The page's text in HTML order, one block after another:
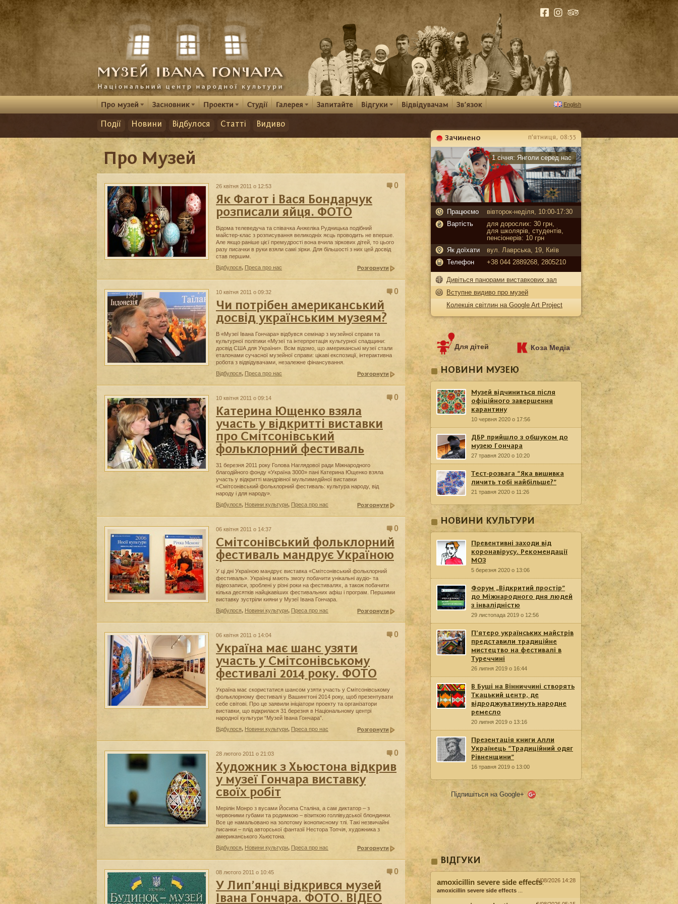
English
Події Новини Відбулося Статті Видиво
Про Музей
26 квітня 2011 о 12:53 0
Як Фагот і Вася Бондарчук
розписали яйця. ФОТО
Відома телеведуча та співачка Анжеліка Рудницька подібний
майстер-клас з розписування великодніх яєць проводить не вперше.
Але якщо раніше цієї премудрості вона вчила зіркових дітей, то цього
разу писачки в руки взяли самі зірки. Для більшості з них цей досвід
став першим.
Відбулося, Преса про нас Розгорнути
10 квітня 2011 о 09:32 0
Чи потрібен американський
досвід українським музеям?
В «Музеї Івана Гончара» відбувся семінар з музейної справи та
культурної політики «Музеї та інтерпретація культурної спадщини:
досвід США для України». Всім відомо, що американські музеї стали
еталонами сучасної музейної справи: цікаві експозиції, інтерактивна
робота з відвідувачами, незалежне фінансування.
Відбулося, Преса про нас Розгорнути
10 квітня 2011 о 09:14 0
Катерина Ющенко взяла
участь у відкритті виставки
про Смітсонівський
фольклорний фестиваль
31 березня 2011 року Голова Наглядової ради Міжнародного
благодійного фонду «Україна 3000» пані Катерина Ющенко взяла
участь у відкритті мандрівної мультимедійної виставки
«Смітсонівський фольклорний фестиваль: культура народу, від
народу і для народу».
Відбулося, Новини культури, Преса про нас Розгорнути
06 квітня 2011 о 14:37 0
Смітсонівський фольклорний
фестиваль мандрує Україною
У ці дні Україною мандрує виставка «Смітсонівський фольклорний
фестиваль». Українці мають змогу побачити унікальні аудіо- та
відеозаписи, зроблені у різні роки на фестивалях, а також побачити
кілька десятків найцікавіших фестивальних афіш і програм. Першими
виставку зустріли кияни у Музеї Івана Гончара.
Відбулося, Новини культури, Преса про нас Розгорнути
06 квітня 2011 о 14:04 0
Україна має шанс узяти
участь у Смітсонівському
фестивалі 2014 року. ФОТО
Україна має скористатися шансом узяти участь у Смітсонівському
фольклорному фестивалі у Вашингтоні 2014 року, щоб презентувати
себе світові. Про це заявили ініціатори проекту та організатори
виставки, що відкрилася 31 березня в Національному центрі
народної культури “Музей Івана Гончара”.
Відбулося, Новини культури, Преса про нас Розгорнути
28 лютого 2011 о 21:03 0
Художник з Хьюстона відкрив
у музеї Гончара виставку
своїх робіт
Мерілін Монро з вусами Йосипа Сталіна, а сам диктатор – з
червоними губами та родимкою – візиткою голлівудської блондинки.
Все це намальовано на золотому іконописному тлі. Такі незвичайні
писанки – плід авторської фантазії Нестора Топчія, художника з
американського Хьюстона.
Відбулося, Новини культури, Преса про нас Розгорнути
08 лютого 2011 о 10:45 0
У Лип’янці відкрився музей
Івана Гончара. ФОТО. ВІДЕО
Зачинено
Карантин
п'ятниця, 08:55
1 січня: Янголи серед нас
Працюємо
вівторок-неділя, 10:00-17:30
Вартість
для дорослих: 30 грн,
для школярів, студентів,
пенсіонерів: 10 грн
Як доїхати
вул. Лаврська, 19, Київ
Телефон
+38 044 2889268, 2805210
Дивіться панорами виставкових зал
Вступне видиво про музей
Колекція світлин на Google Art Project
Для дітей Коза Медіа
НОВИНИ МУЗЕЮ
Музей відчиниться після
офіційного завершення
карантину
10 червня 2020 о 17:56
ДБР прийшло з обшуком до
музею Гончара
27 травня 2020 о 10:20
Тест-розвага “Яка вишивка
личить тобі найбільше?”
21 травня 2020 о 11:26
НОВИНИ КУЛЬТУРИ
Превентивні заходи від
коронавірусу. Рекомендації
МОЗ
5 березня 2020 о 13:06
Форум „Відкритий простір”
до Міжнародного дня людей
з інвалідністю
29 листопада 2019 о 12:56
П’ятеро українських майстрів
представили традиційне
мистецтво на фестивалі в
Туреччині
26 липня 2019 о 16:44
В Буші на Вінниччині створять
Ткацький центр, де
відроджуватимуть народне
ремесло
20 липня 2019 о 13:16
Презентація книги Алли
Українець “Традиційний одяг
Рівненщини”
16 травня 2019 о 13:00
Підпишіться на Google+
ВІДГУКИ
amoxicillin severe side effects:
amoxicillin severe side effects
6/08/2026 14:28